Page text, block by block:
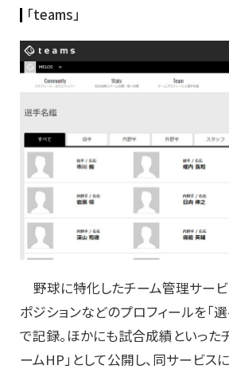
「teams」
野球に特化したチーム管理サービ
ポジションなどのプロフィールを「
で記録。ほかにも試合成績といった
ームHP」として公開し、同サービス